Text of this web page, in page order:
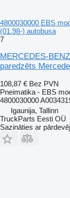
4800030000 EBS
(01.98-) autobusa
7
MERCEDES-
paredzēts
108,87 € Bez PVN
Pneimatika - EBS
4800030000
Igaunija, Tallinn
TruckParts Eesti OÜ
Sazināties ar